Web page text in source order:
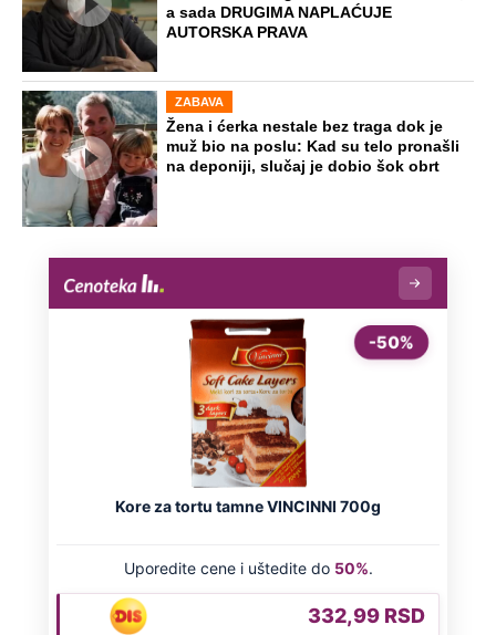
a sada DRUGIMA NAPLAĆUJE
AUTORSKA PRAVA
ZABAVA
Žena i ćerka nestale bez traga dok je
muž bio na poslu: Kad su telo pronašli
na deponiji, slučaj je dobio šok obrt